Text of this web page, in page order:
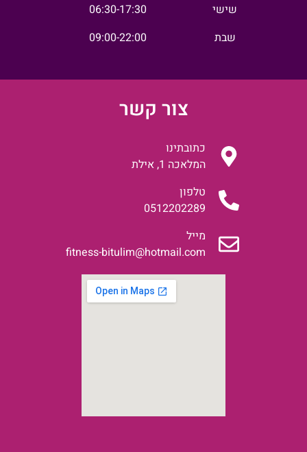
שישי
שבת
06:30-17:30
09:00-22:00
צור קשר
כתובתינו
המלאכה 1, אילת
טלפון
0512202289
מייל
fitness-bitulim@hotmail.com